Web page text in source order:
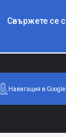
Свържете се
Навигация в Google